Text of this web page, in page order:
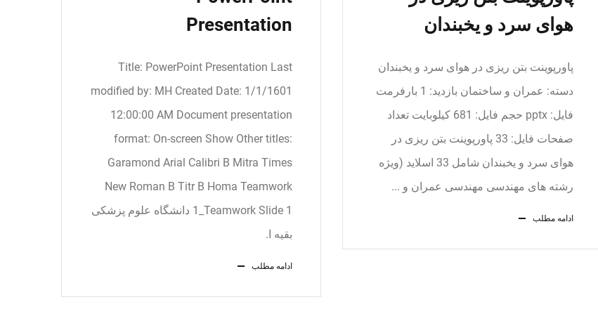
هوای سرد و یخبندان
پاورپوینت بتن ریزی در هوای سرد و یخبندان
دسته: عمران و ساختمان بازدید: 1 بارفرمت
فایل: pptx حجم فایل: 681 کیلوبایت تعداد
صفحات فایل: 33 پاورپوینت بتن ریزی در
هوای سرد و یخبندان شامل 33 اسلاید (ویژه
رشته های مهندسی مهندسی عمران و ...
ادامه مطلب
Presentation
Title: PowerPoint Presentation Last
modified by: MH Created Date: 1/1/1601
12:00:00 AM Document presentation
format: On-screen Show Other titles:
Garamond Arial Calibri B Mitra Times
New Roman B Titr B Homa Teamwork
1_Teamwork Slide 1 دانشگاه علوم پزشکی
بقیه ا.
ادامه مطلب